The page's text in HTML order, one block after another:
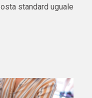
standard uguale